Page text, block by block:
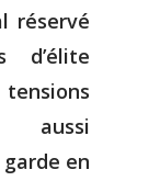
réservé
d’élite
aussi
en